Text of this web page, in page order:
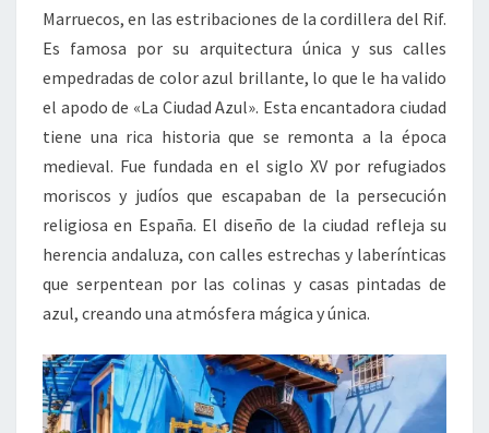
Marruecos, en las estribaciones de la cordillera del Rif.
Es famosa por su arquitectura única y sus calles
empedradas de color azul brillante, lo que le ha valido
el apodo de «La Ciudad Azul». Esta encantadora ciudad
tiene una rica historia que se remonta a la época
medieval. Fue fundada en el siglo XV por refugiados
moriscos y judíos que escapaban de la persecución
religiosa en España. El diseño de la ciudad refleja su
herencia andaluza, con calles estrechas y laberínticas
que serpentean por las colinas y casas pintadas de
azul, creando una atmósfera mágica y única.